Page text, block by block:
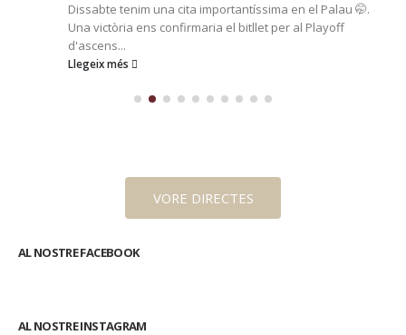
Dissabte tenim una cita importantíssima en el Palau 🤭.
Una victòria ens confirmaria el bitllet per al Playoff
d'ascens...
Llegeix més
VORE DIRECTES
AL NOSTRE FACEBOOK
AL NOSTRE INSTAGRAM